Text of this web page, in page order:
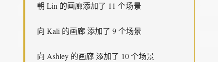
朝 Lin 的画廊添加了 11 个场景
向 Kali 的画廊 添加了 9 个场景
向 Ashley 的画廊 添加了 10 个场景